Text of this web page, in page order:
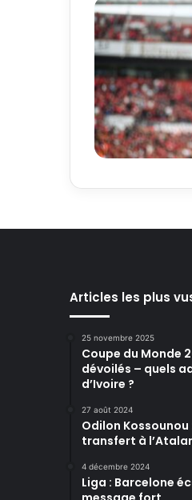
Articles les plus
25 novembre 2025
Coupe du Monde
dévoilés – quels
d’Ivoire ?
27 août 2024
Odilon
transfert à
4 décembre 2024
Liga : Barcelone